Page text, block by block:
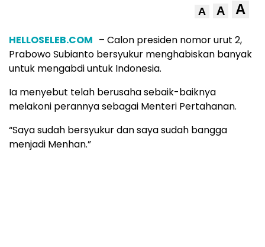
A A A
HELLOSELEB.COM – Calon presiden nomor urut 2,
Prabowo Subianto bersyukur menghabiskan banyak
untuk mengabdi untuk Indonesia.
Ia menyebut telah berusaha sebaik-baiknya
melakoni perannya sebagai Menteri Pertahanan.
“Saya sudah bersyukur dan saya sudah bangga
menjadi Menhan.”